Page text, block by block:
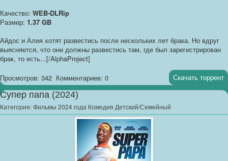
Качество: WEB-DLRip
Размер: 1.37 GB
Айдос и Алия хотят развестись после нескольких лет брака. Но вдруг
выясняется, что они должны развестись там, где был зарегистрирован
брак, то есть...[/AlphaProject]
Просмотров: 342 Комментариев: 0 Скачать торрент
Супер папа (2024)
Категория:Фильмы 2024 года Комедия Детский/Семейный